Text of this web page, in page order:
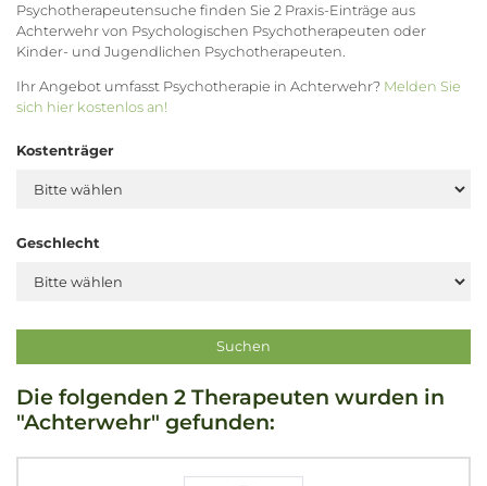
Psychotherapeutensuche finden Sie 2 Praxis-Einträge aus
Achterwehr von Psychologischen Psychotherapeuten oder
Kinder- und Jugendlichen Psychotherapeuten.
Ihr Angebot umfasst Psychotherapie in Achterwehr? Melden Sie
sich hier kostenlos an!
Kostenträger
Geschlecht
Die folgenden 2 Therapeuten wurden in
"Achterwehr" gefunden: